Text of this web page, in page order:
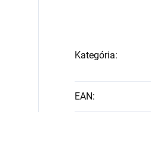
Kategória:
EAN: